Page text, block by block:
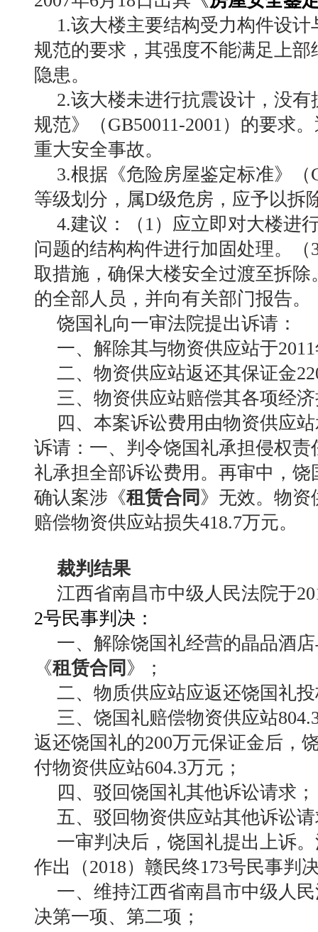
1.该大楼主要结构受力构件设
规范的要求，其强度不能满足上
隐患。
2.该大楼未进行抗震设计，没
规范》（GB50011-2001）的要求
重大安全事故。
3.根据《危险房屋鉴定标准》（
等级划分，属D级危房，应予以拆
4.建议：（1）应立即对大楼进
问题的结构构件进行加固处理。
取措施，确保大楼安全过渡至拆
的全部人员，并向有关部门报告
饶国礼向一审法院提出诉请：
一、解除其与物资供应站于
二、物资供应站返还其保证金
三、物资供应站赔偿其各项经
四、本案诉讼费用由物资供应
诉请：一、判令饶国礼承担侵权
礼承担全部诉讼费用。再审中，
确认案涉《租赁合同 》无效。物
赔偿物资供应站损失418.7万元。
裁判结果
江西省南昌市中级人民法院于
2号民事判决：
一、解除饶国礼经营的晶品酒
《租赁合同 》；
二、物质供应站应返还饶国礼
三、饶国礼赔偿物资供应站
返还饶国礼的200万元保证金后，
付物资供应站604.3万元；
四、驳回饶国礼其他诉讼请求；
五、驳回物资供应站其他诉讼
一审判决后，饶国礼提出上诉
作出（2018）赣民终173号民事判
一、维持江西省南昌市中级人
决第一项、第二项；